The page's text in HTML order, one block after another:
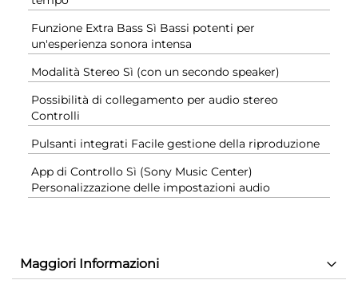
Funzione Extra Bass Sì Bassi potenti per
un'esperienza sonora intensa
Modalità Stereo Sì (con un secondo speaker)
Possibilità di collegamento per audio stereo
Controlli
Pulsanti integrati Facile gestione della riproduzione
App di Controllo Sì (Sony Music Center)
Personalizzazione delle impostazioni audio
Maggiori Informazioni